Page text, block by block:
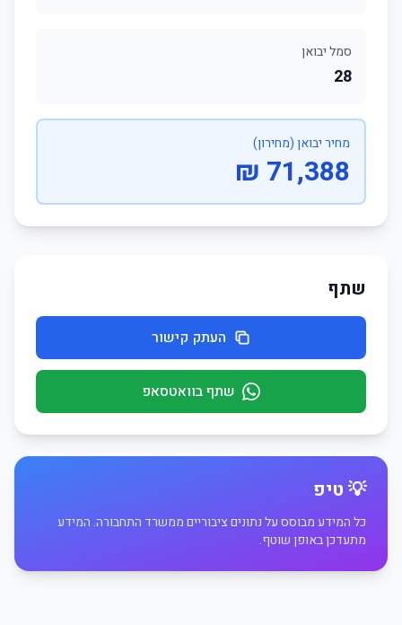
סמל יבואן
28
מחיר יבואן (מחירון)
71,388 ₪
שתף
העתק קישור
שתף בוואטסאפ
💡 טיפ
כל המידע מבוסס על נתונים ציבוריים ממשרד התחבורה. המידע
מתעדכן באופן שוטף.